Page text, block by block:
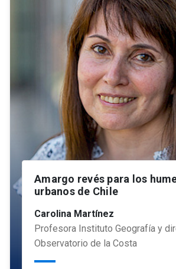
Amargo revés para los
urbanos de Chile
Carolina Martínez
Profesora Instituto Geografía y
Observatorio de la Costa